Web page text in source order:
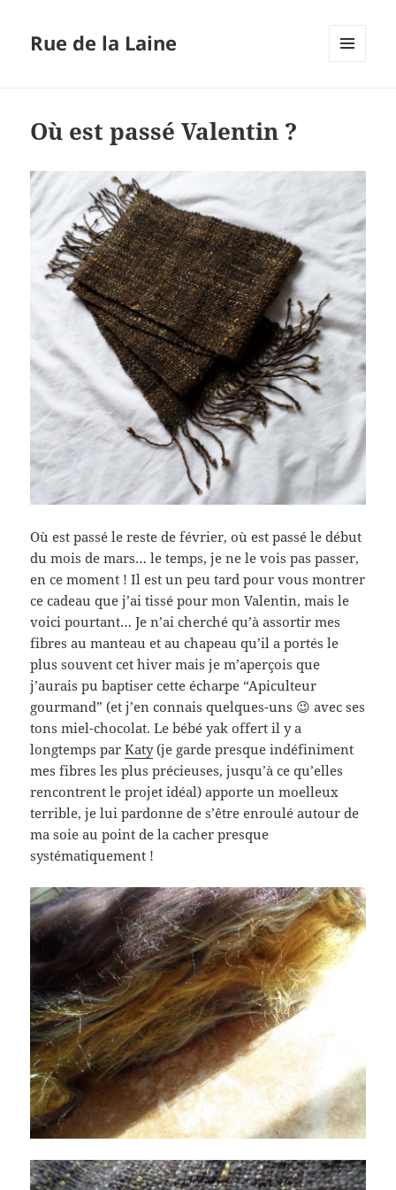
Rue de la Laine
Où est passé Valentin ?
Où est passé le reste de février, où est passé le début
du mois de mars… le temps, je ne le vois pas passer,
en ce moment ! Il est un peu tard pour vous montrer
ce cadeau que j’ai tissé pour mon Valentin, mais le
voici pourtant… Je n’ai cherché qu’à assortir mes
fibres au manteau et au chapeau qu’il a portés le
plus souvent cet hiver mais je m’aperçois que
j’aurais pu baptiser cette écharpe “Apiculteur
gourmand” (et j’en connais quelques-uns 😉 avec ses
tons miel-chocolat. Le bébé yak offert il y a
longtemps parKaty(je garde presque indéfiniment
mes fibres les plus précieuses, jusqu’à ce qu’elles
rencontrent le projet idéal) apporte un moelleux
terrible, je lui pardonne de s’être enroulé autour de
ma soie au point de la cacher presque
systématiquement !